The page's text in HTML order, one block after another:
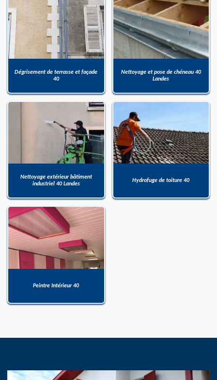
Dégrisement de terrasse et façade
40
Nettoyage et pose de chéneau 40
Landes
Nettoyage extérieur bâtiment
industriel 40 Landes
Hydrofuge de toiture 40
Peintre Intérieur 40